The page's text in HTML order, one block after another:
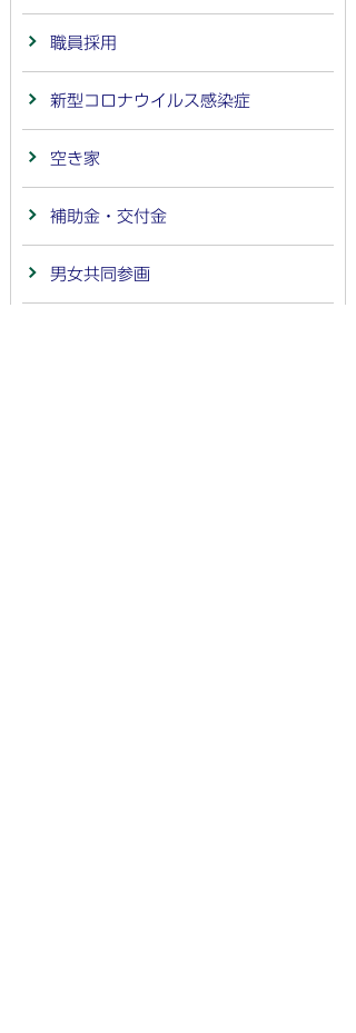
職員採用
新型コロナウイルス感染症
空き家
補助金・交付金
男女共同参画